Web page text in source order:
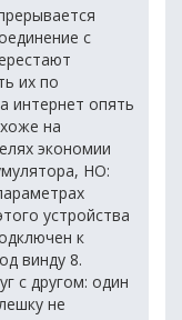
с
их по
интернет опять
на
экономии
НО:
устройства
к
винду 8.
с другом: один
не